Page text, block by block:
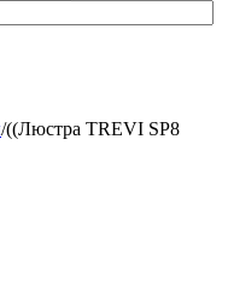
/((Люстра TREVI SP8